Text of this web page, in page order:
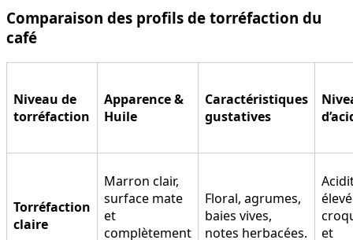
Comparaison des profils de torréfaction du
café
Niveau de
torréfaction
Apparence &
Huile
Caractéristiques
gustatives
Torréfaction
claire
Marron clair,
surface mate
et
complètement
Floral, agrumes,
baies vives,
notes herbacées.
et